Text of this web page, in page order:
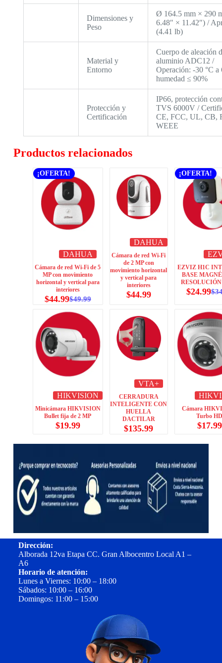
Dimensiones y
Peso
Ø 164.5 mm × 290
6.48″ × 11.42″) /
(4.41 lb)
Material y
Entorno
Cuerpo de aleación
aluminio ADC12 /
Operación: -30 °C a
humedad ≤ 90%
Protección y
Certificación
IP66, protección
TVS 6000V /
CE, FCC, UL, CB,
WEEE
Productos relacionados
¡OFERTA!
DAHUA
Cámara de red Wi-Fi de 5
MP con movimiento
horizontal y vertical para
interiores
$49.99
$44.99
DAHUA
Cámara de red Wi-Fi
de 2 MP con
movimiento horizontal
y vertical para
interiores
$44.99
¡OFERTA!
EZVIZ H1C
BASE
RESOLUCIÓN
$
$24.99
HIKVISION
Minicámara HIKVISION
Bullet fija de 2 MP
$19.99
VTA+
CERRADURA
INTELIGENTE CON
HUELLA
DACTILAR
$135.99
Cámara
Turbo
$17.99
Dirección:
Alborada 12va Etapa CC. Gran Albocentro Local A1 –
A6
Horario de atención:
Lunes a Viernes: 10:00 – 18:00
Sábados: 10:00 – 16:00
Domingos: 11:00 – 15:00